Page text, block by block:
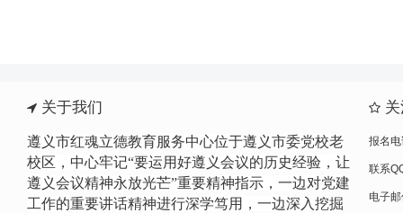
关于我们
遵义市红魂立德教育服务中心位于遵义市委党校老
校区，中心牢记“要运用好遵义会议的历史经验，让
遵义会议精神永放光芒”重要精神指示，一边对党建
工作的重要讲话精神进行深学笃用，一边深入挖掘
报名
联系
电子